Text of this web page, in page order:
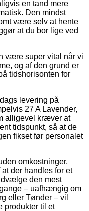
en tand mere
Den mindst
være selv at hente
at du bor lige ved
være super vital når vi
og af den grund er
tidshorisonten for
levering på
27 A Lavender,
alligevel kræver at
tidspunkt, så at de
fikset før personalet
omkostninger,
der handles for et
den mest
– uafhængig om
eller Tønder – vil
produkter til et